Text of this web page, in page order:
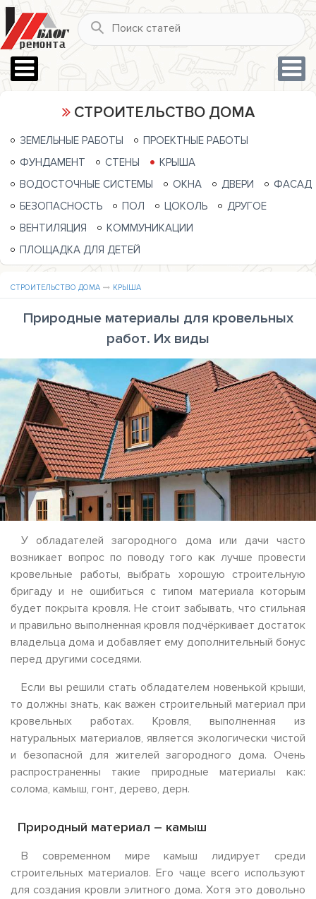
СТРОИТЕЛЬСТВО ДОМА
ЗЕМЕЛЬНЫЕ РАБОТЫ
ПРОЕКТНЫЕ РАБОТЫ
ФУНДАМЕНТ
СТЕНЫ
КРЫША
ВОДОСТОЧНЫЕ СИСТЕМЫ
ОКНА ДВЕРИ
ФАСАД
БЕЗОПАСНОСТЬ
ПОЛ ЦОКОЛЬ
ДРУГОЕ
ВЕНТИЛЯЦИЯ
КОММУНИКАЦИИ
ПЛОЩАДКА ДЛЯ ДЕТЕЙ
СТРОИТЕЛЬСТВО ДОМА КРЫША
Природные материалы для кровельных
работ. Их виды
У обладателей загородного дома или дачи часто
возникает вопрос по поводу того как лучше провести
кровельные работы, выбрать хорошую строительную
бригаду и не ошибиться с типом материала которым
будет покрыта кровля. Не стоит забывать, что стильная
и правильно выполненная кровля подчёркивает достаток
владельца дома и добавляет ему дополнительный бонус
перед другими соседями.
Если вы решили стать обладателем новенькой крыши,
то должны знать, как важен строительный материал при
кровельных работах. Кровля, выполненная из
натуральных материалов, является экологически чистой
и безопасной для жителей загородного дома. Очень
распространенны такие природные материалы как:
солома, камыш, гонт, дерево, дерн.
Природный материал – камыш
В современном мире камыш лидирует среди
строительных материалов. Его чаще всего используют
для создания кровли элитного дома. Хотя это довольно